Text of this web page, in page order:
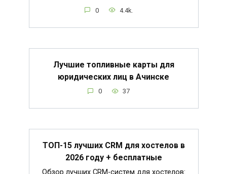
0 4.4k.
Лучшие топливные карты для
юридических лиц в Ачинске
0 37
ТОП-15 лучших CRM для хостелов в
2026 году + бесплатные